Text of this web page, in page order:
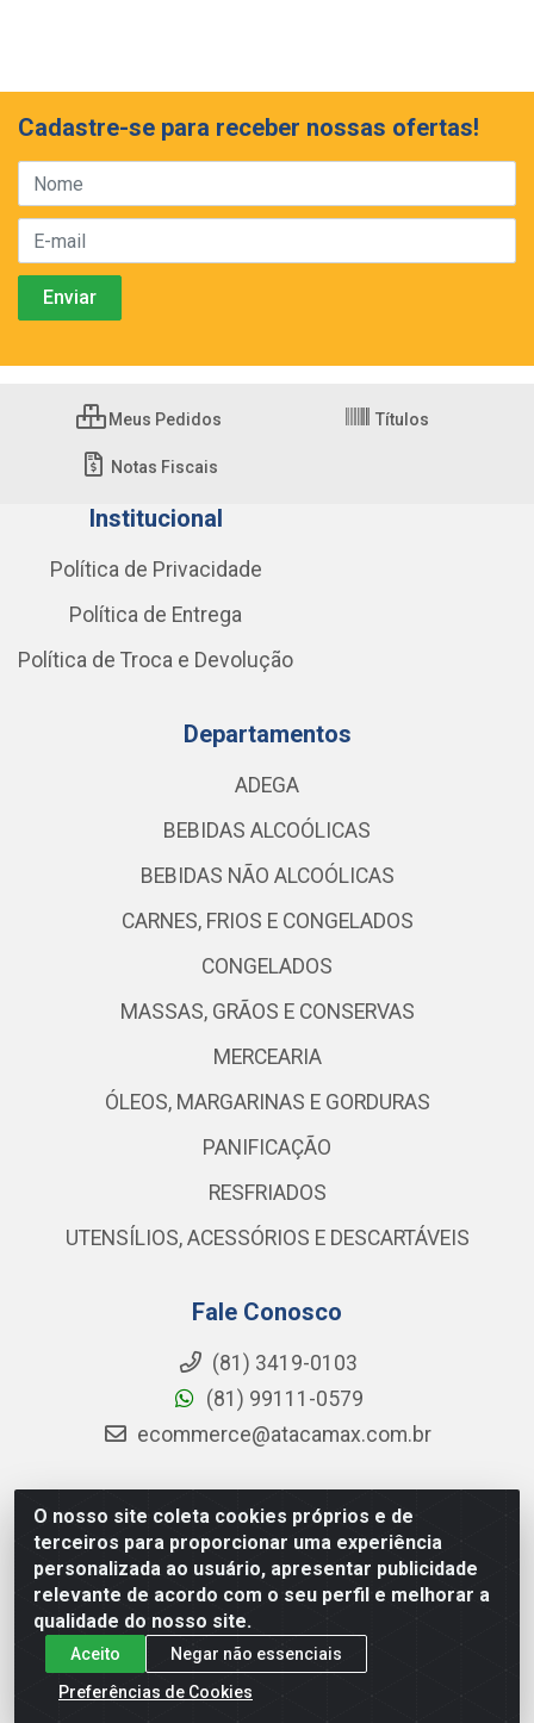
O nosso site coleta cookies próprios e de
terceiros para proporcionar uma experiência
personalizada ao usuário, apresentar publicidade
relevante de acordo com o seu perfil e melhorar a
qualidade do nosso site.
Aceito
Negar não essenciais
Preferências de Cookies
Cadastre-se para receber nossas ofertas!
Meus Pedidos Títulos
Notas Fiscais
Institucional
Política de Privacidade
Política de Entrega
Política de Troca e Devolução
Departamentos
ADEGA
BEBIDAS ALCOÓLICAS
BEBIDAS NÃO ALCOÓLICAS
CARNES, FRIOS E CONGELADOS
CONGELADOS
MASSAS, GRÃOS E CONSERVAS
MERCEARIA
ÓLEOS, MARGARINAS E GORDURAS
PANIFICAÇÃO
RESFRIADOS
UTENSÍLIOS, ACESSÓRIOS E DESCARTÁVEIS
Fale Conosco
(81) 3419-0103
(81) 99111-0579
ecommerce@atacamax.com.br
Atacamax Importadora de Alimentos LTDA - RODOVIA BR-
101 - SUL, KM 79,60 GP E GALPAO:D - Muribeca, Jaboatão dos
Guararapes - PE, 54355-010 - CNPJ 08.305.623/0001-84